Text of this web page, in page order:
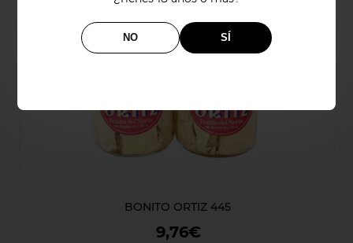
NO SÍ
BONITO ORTIZ 445
9,76€